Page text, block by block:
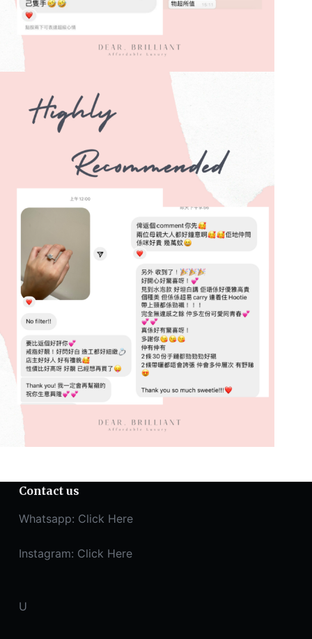
Contact us
Whatsapp: Click Here
Instagram: Click Here
U